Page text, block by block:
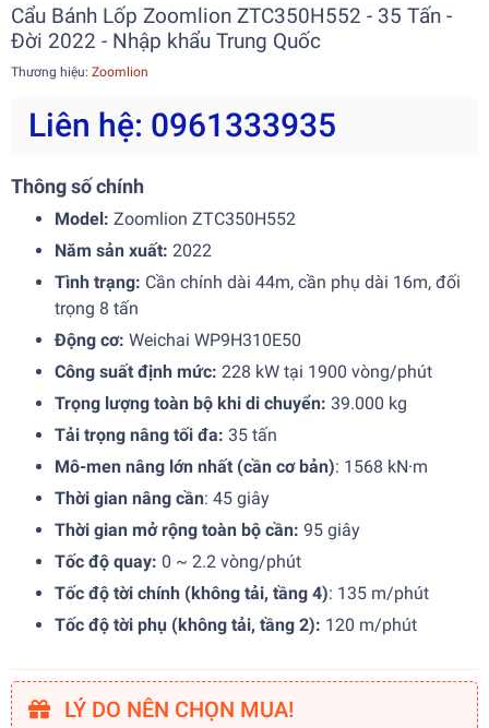
Cẩu Bánh Lốp Zoomlion ZTC350H552 - 35 Tấn -
Đời 2022 - Nhập khẩu Trung Quốc
Thương hiệu: Zoomlion
Liên hệ: 0961333935
Thông số chính
Model: Zoomlion ZTC350H552
Năm sản xuất: 2022
Tình trạng: Cần chính dài 44m, cần phụ dài 16m, đối
trọng 8 tấn
Động cơ: Weichai WP9H310E50
Công suất định mức: 228 kW tại 1900 vòng/phút
Trọng lượng toàn bộ khi di chuyển: 39.000 kg
Tải trọng nâng tối đa: 35 tấn
Mô-men nâng lớn nhất (cần cơ bản): 1568 kN·m
Thời gian nâng cần: 45 giây
Thời gian mở rộng toàn bộ cần: 95 giây
Tốc độ quay: 0 ~ 2.2 vòng/phút
Tốc độ tời chính (không tải, tầng 4): 135 m/phút
Tốc độ tời phụ (không tải, tầng 2): 120 m/phút
LÝ DO NÊN CHỌN MUA!